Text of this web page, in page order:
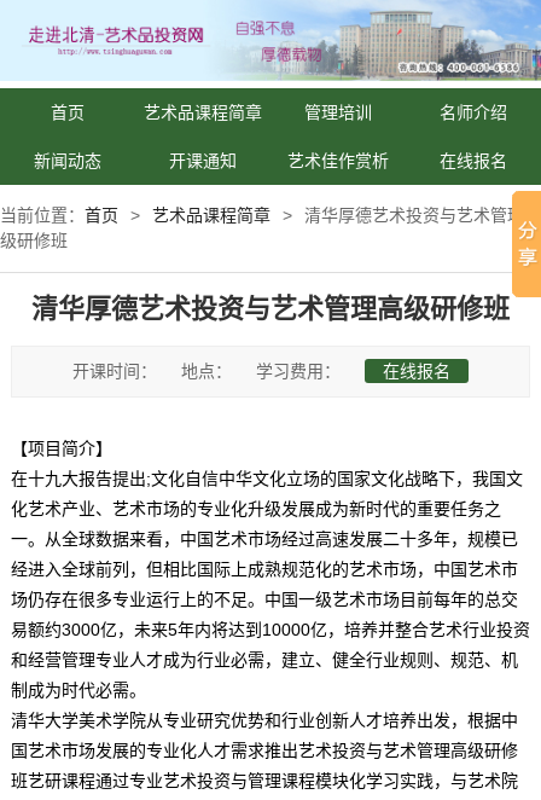
首页 艺术品课程简章 管理培训 名师介绍
新闻动态 开课通知 艺术佳作赏析 在线报名
当前位置： 首页 > 艺术品课程简章 >
清华厚德艺术投资与艺术管理高
级研修班
清华厚德艺术投资与艺术管理高级研修班
开课时间： 地点： 学习费用： 在线报名
【项目简介】
在十九大报告提出;文化自信中华文化立场的国家文化战略下，我国文
化艺术产业、艺术市场的专业化升级发展成为新时代的重要任务之
一。从全球数据来看，中国艺术市场经过高速发展二十多年，规模已
经进入全球前列，但相比国际上成熟规范化的艺术市场，中国艺术市
场仍存在很多专业运行上的不足。中国一级艺术市场目前每年的总交
易额约3000亿，未来5年内将达到10000亿，培养并整合艺术行业投资
和经营管理专业人才成为行业必需，建立、健全行业规则、规范、机
制成为时代必需。
清华大学美术学院从专业研究优势和行业创新人才培养出发，根据中
国艺术市场发展的专业化人才需求推出艺术投资与艺术管理高级研修
班艺研课程通过专业艺术投资与管理课程模块化学习实践，与艺术院